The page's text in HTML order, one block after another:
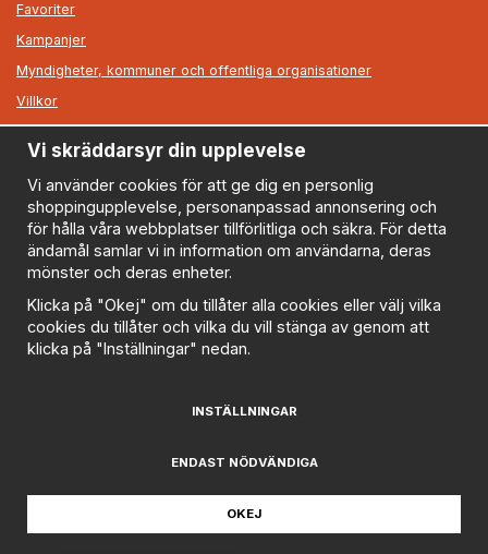
Favoriter
Kampanjer
Myndigheter, kommuner och offentliga organisationer
Villkor
Information
Om oss
Nyheter
Nyhetsbrev
Logga in
Om cookies
Cookie inställningar
Policy
De uppgifter du matar in kommer endast användas till våra nyhetsbrev.
Vi skräddarsyr din upplevelse
Vi använder cookies för att ge dig en personlig
shoppingupplevelse, personanpassad annonsering och
för hålla våra webbplatser tillförlitliga och säkra. För detta
ändamål samlar vi in information om användarna, deras
mönster och deras enheter.
Klicka på "Okej" om du tillåter alla cookies eller välj vilka
cookies du tillåter och vilka du vill stänga av genom att
klicka på "Inställningar" nedan.
INSTÄLLNINGAR
ENDAST NÖDVÄNDIGA
OKEJ